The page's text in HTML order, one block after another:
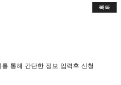
목록
통해 간단한 정보 입력후 신청